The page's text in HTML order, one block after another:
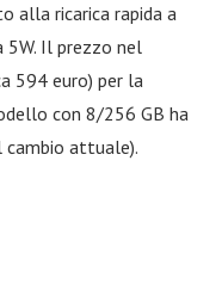
alla ricarica rapida a
5W. Il prezzo nel
594 euro) per la
con 8/256 GB ha
cambio attuale).